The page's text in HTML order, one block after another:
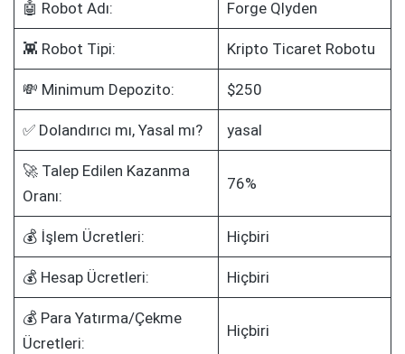
🤖 Robot Adı: Forge Qlyden
👾 Robot Tipi: Kripto Ticaret Robotu
💸 Minimum Depozito: $250
✅ Dolandırıcı mı, Yasal mı? yasal
🚀 Talep Edilen Kazanma
Oranı:
76%
💰 İşlem Ücretleri: Hiçbiri
💰 Hesap Ücretleri: Hiçbiri
💰 Para Yatırma/Çekme
Ücretleri:
Hiçbiri